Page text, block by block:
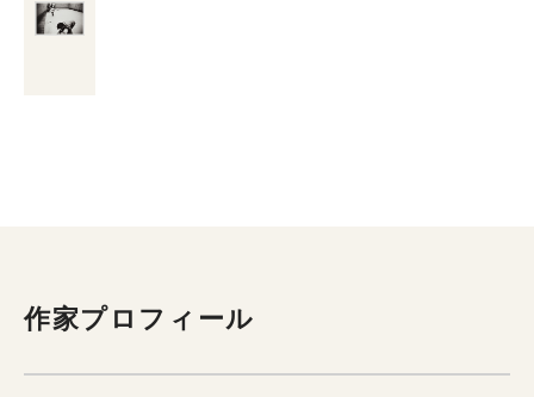
作家プロフィール